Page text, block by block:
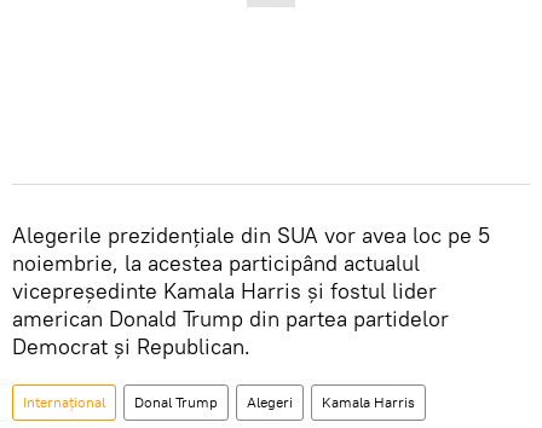
Alegerile prezidențiale din SUA vor avea loc pe 5
noiembrie, la acestea participând actualul
vicepreședinte Kamala Harris și fostul lider
american Donald Trump din partea partidelor
Democrat și Republican.
Internațional Donal Trump Alegeri Kamala Harris